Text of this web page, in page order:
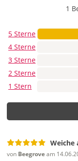
1
5 Sterne
4 Sterne
3 Sterne
2 Sterne
1 Stern
Weiche
von Beegroveam